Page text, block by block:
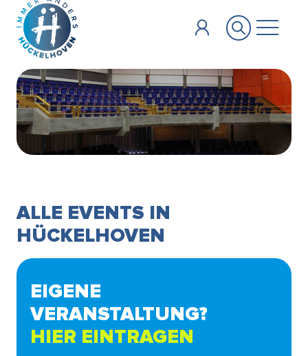
Zum Hauptinhalt springen
ALLE EVENTS IN
HÜCKELHOVEN
EIGENE
VERANSTALTUNG?
HIER EINTRAGEN